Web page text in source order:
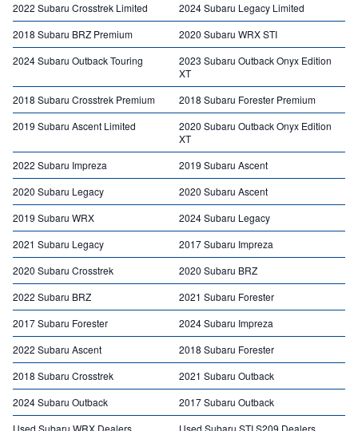
2022 Subaru Crosstrek Limited
2024 Subaru Legacy Limited
2018 Subaru BRZ Premium
2020 Subaru WRX STI
2024 Subaru Outback Touring
2023 Subaru Outback Onyx Edition
XT
2018 Subaru Crosstrek Premium
2018 Subaru Forester Premium
2019 Subaru Ascent Limited
2020 Subaru Outback Onyx Edition
XT
2022 Subaru Impreza
2019 Subaru Ascent
2020 Subaru Legacy
2020 Subaru Ascent
2019 Subaru WRX
2024 Subaru Legacy
2021 Subaru Legacy
2017 Subaru Impreza
2020 Subaru Crosstrek
2020 Subaru BRZ
2022 Subaru BRZ
2021 Subaru Forester
2017 Subaru Forester
2024 Subaru Impreza
2022 Subaru Ascent
2018 Subaru Forester
2018 Subaru Crosstrek
2021 Subaru Outback
2024 Subaru Outback
2017 Subaru Outback
Used Subaru WRX Dealers
Used Subaru STI S209 Dealers